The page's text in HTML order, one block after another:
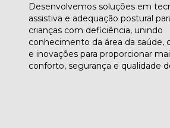
Desenvolvemos soluções em
assistiva e adequação postural
crianças com deficiência, unindo
conhecimento da área da saúde,
e inovações para proporcionar
conforto, segurança e qualidade